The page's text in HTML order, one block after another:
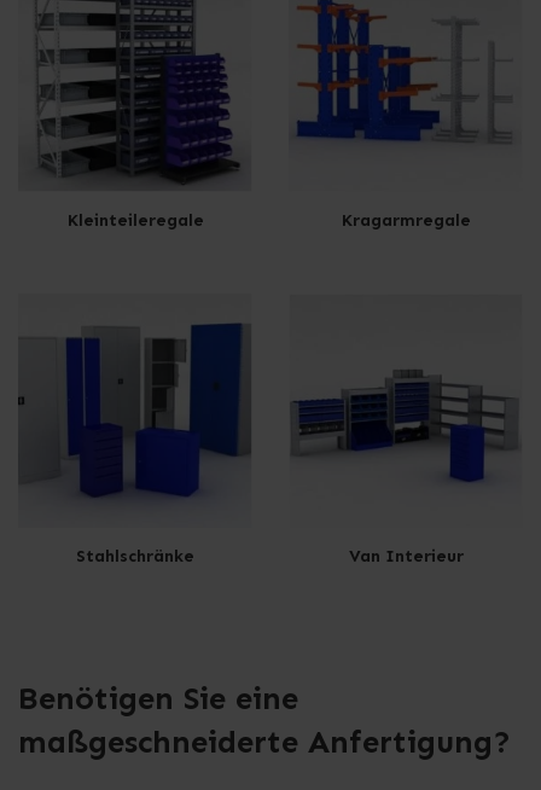
Kleinteileregale Kragarmregale
Stahlschränke Van Interieur
Benötigen Sie eine
maßgeschneiderte Anfertigung?